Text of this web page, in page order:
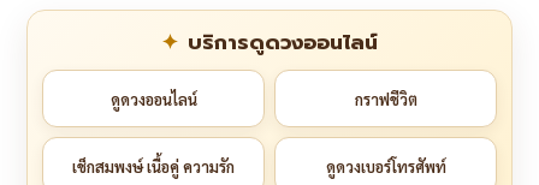
บริการดูดวงออนไลน์
ดูดวงออนไลน์ กราฟชีวิต
เช็กสมพงษ์ เนื้อคู่ ความรัก ดูดวงเบอร์โทรศัพท์